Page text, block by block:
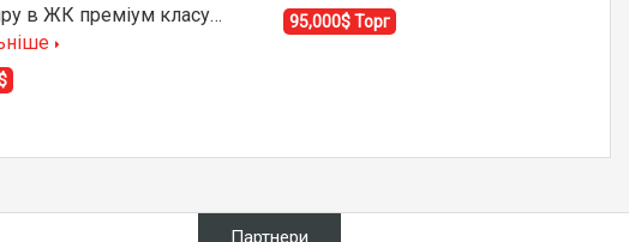
в ЖК преміум класу…
95,000$ Торг
Партнери